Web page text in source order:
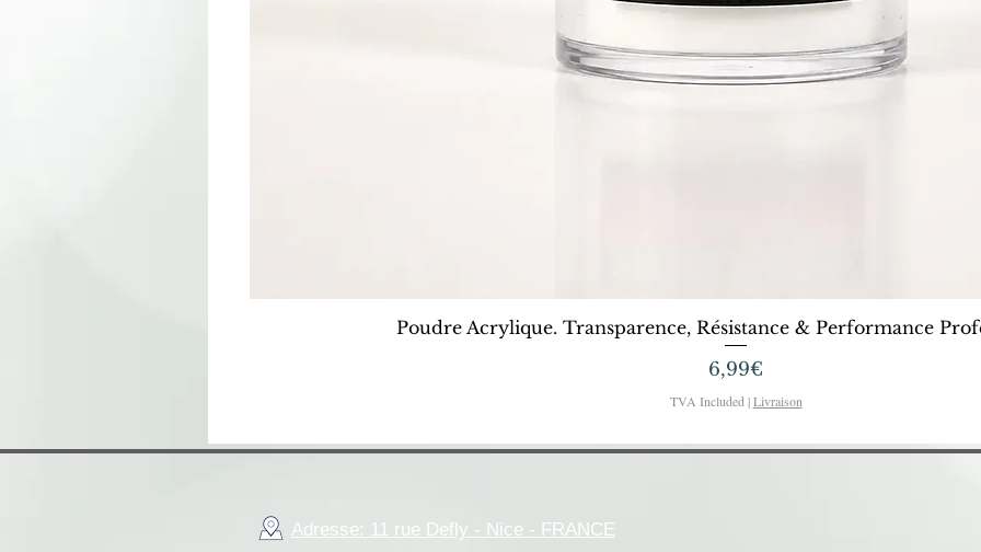
Quick View
Poudre Acrylique. Transparence, Résistance & Performance
Price
6,99€
TVA Included|Livraison
Adresse: 11 rue Defly - Nice - FRANCE